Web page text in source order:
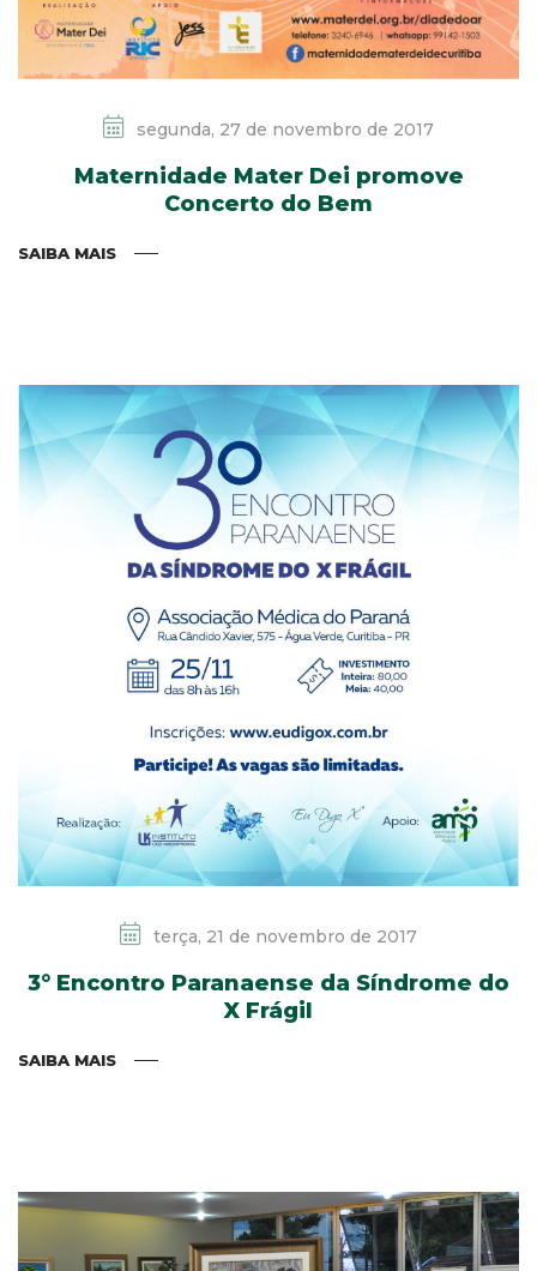
segunda, 27 de novembro de 2017
Maternidade Mater Dei promove
Concerto do Bem
SAIBA MAIS
terça, 21 de novembro de 2017
3° Encontro Paranaense da Síndrome do
X Frágil
SAIBA MAIS